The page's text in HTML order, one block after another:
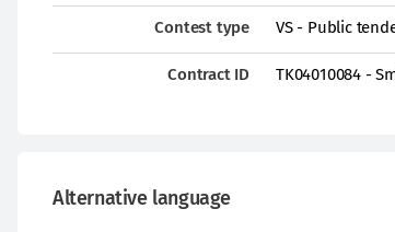
Contest type VS - Public
Contract ID TK04010084 -
Alternative language